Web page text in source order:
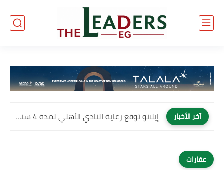
آخر الأخبار إيلانو توقع رعاية النادي الأهلي لمدة 4 سنوات وتصبح العلامة...
عقارات